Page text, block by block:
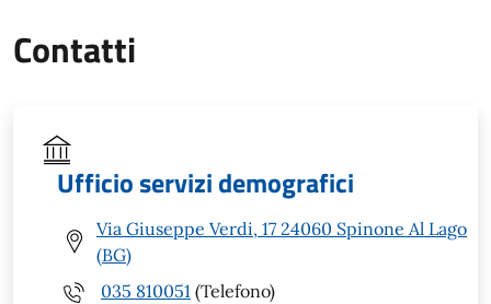
Contatti
Ufficio servizi demografici
Via Giuseppe Verdi, 17 24060 Spinone Al Lago
(BG)
035 810051 (Telefono)